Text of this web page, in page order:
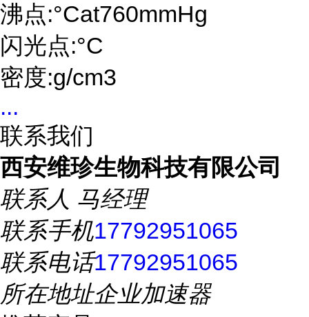
沸点:°Cat760mmHg
闪光点:°C
密度:g/cm3
...
联系我们
西安维珍生物科技有限公司
联系人 马经理
联系手机17792951065
联系电话17792951065
所在地址企业加速器